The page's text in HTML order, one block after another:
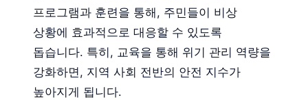
프로그램과 훈련을 통해, 주민들이 비상
상황에 효과적으로 대응할 수 있도록
돕습니다. 특히, 교육을 통해 위기 관리 역량을
강화하면, 지역 사회 전반의 안전 지수가
높아지게 됩니다.